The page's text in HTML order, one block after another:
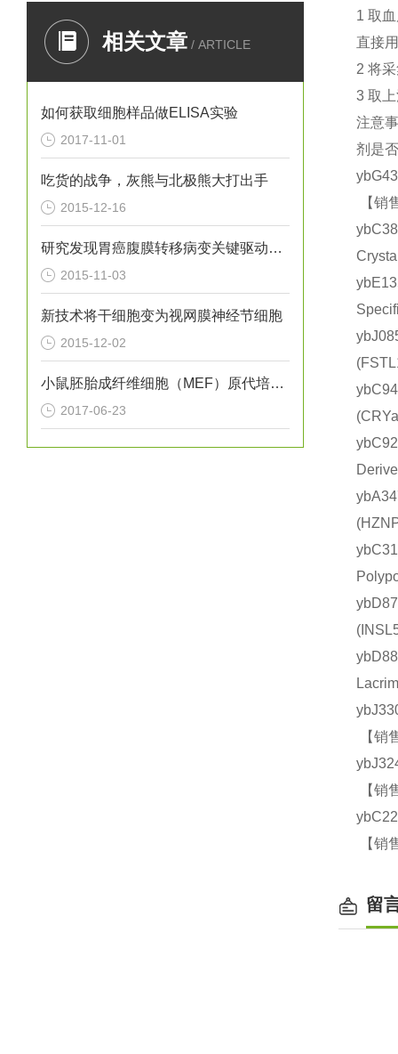
相关文章 / ARTICLE
如何获取细胞样品做ELISA实验
2017-11-01
吃货的战争，灰熊与北极熊大打出手
2015-12-16
研究发现胃癌腹膜转移病变关键驱动基因
2015-11-03
新技术将干细胞变为视网膜神经节细胞
2015-12-02
小鼠胚胎成纤维细胞（MEF）原代培养实验
2017-06-23
1取
直接
2 将
3 取
注意
剂是
【销
【销
【销
【销
留